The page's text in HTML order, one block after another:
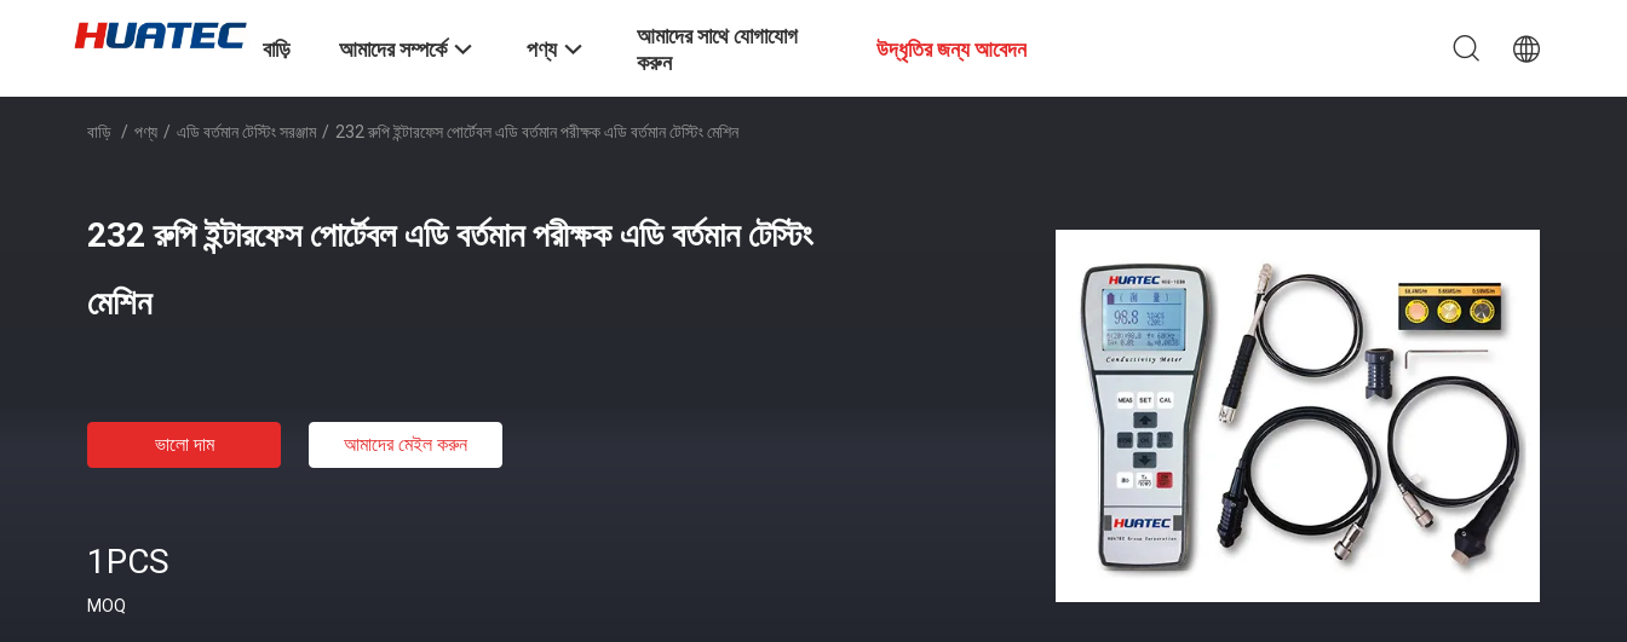
বাড়ি আমাদের সম্পর্কে পণ্য
আমাদের সাথে যোগাযোগ
করুন
উদ্ধৃতির জন্য আবেদন
বাড়ি / পণ্য / এডি বর্তমান টেস্টিং সরঞ্জাম / 232 রুপি ইন্টারফেস পোর্টেবল এডি বর্তমান পরীক্ষক এডি বর্তমান টেস্টিং মেশিন
232 রুপি ইন্টারফেস পোর্টেবল এডি বর্তমান পরীক্ষক এডি বর্তমান টেস্টিং
মেশিন
ভালো দাম আমাদের মেইল ​​করুন
1PCS
MOQ